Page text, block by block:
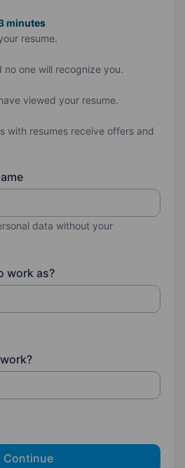
minutes
resume.
no one will recognize you.
viewed your resume.
with resumes receive offers and
data without your
work as?
Continue